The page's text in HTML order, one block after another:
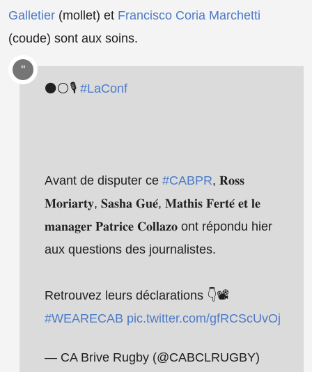
Galletier (mollet) et Francisco Coria Marchetti
(coude) sont aux soins.
⚫️⚪️🎙 #LaConf
Avant de disputer ce #CABPR, 𝐑𝐨𝐬𝐬
𝐌𝐨𝐫𝐢𝐚𝐫𝐭𝐲, 𝐒𝐚𝐬𝐡𝐚 𝐆𝐮𝐞́, 𝐌𝐚𝐭𝐡𝐢𝐬 𝐅𝐞𝐫𝐭𝐞́ 𝐞𝐭 𝐥𝐞
𝐦𝐚𝐧𝐚𝐠𝐞𝐫 𝐏𝐚𝐭𝐫𝐢𝐜𝐞 𝐂𝐨𝐥𝐥𝐚𝐳𝐨 ont répondu hier
aux questions des journalistes.
Retrouvez leurs déclarations 👇📽️
#WEARECAB pic.twitter.com/gfRCScUvOj
— CA Brive Rugby (@CABCLRUGBY)